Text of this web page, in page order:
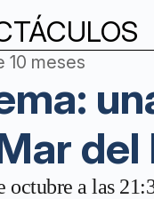
10 meses
del
octubre a las